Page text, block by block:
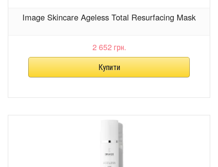
Image Skincare Ageless Total Resurfacing Mask
2 652 грн.